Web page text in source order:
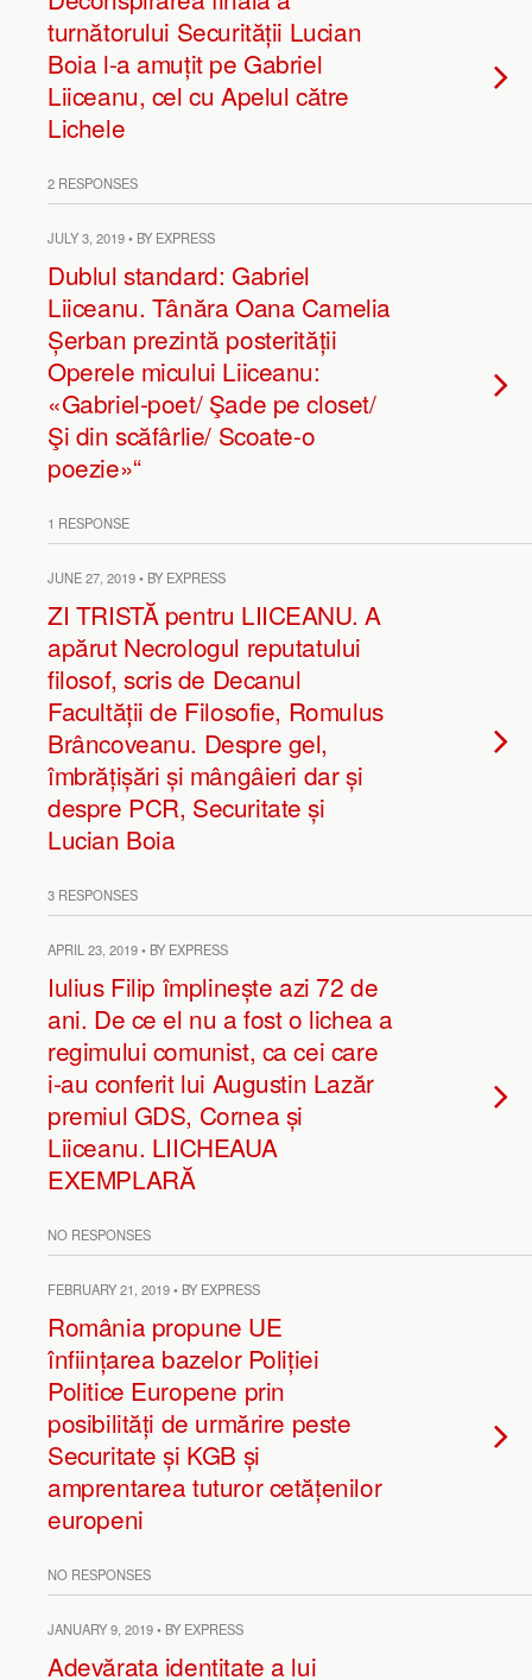
turnătorului Securității Lucian
Boia l-a amuțit pe Gabriel
Liiceanu, cel cu Apelul către
Lichele
2 RESPONSES
JULY 3, 2019 • BY EXPRESS
Dublul standard: Gabriel
Liiceanu. Tânăra Oana Camelia
Șerban prezintă posterității
Operele micului Liiceanu:
«Gabriel-poet/ Şade pe closet/
Şi din scăfârlie/ Scoate-o
poezie»“
1 RESPONSE
JUNE 27, 2019 • BY EXPRESS
ZI TRISTĂ pentru LIICEANU. A
apărut Necrologul reputatului
filosof, scris de Decanul
Facultății de Filosofie, Romulus
Brâncoveanu. Despre gel,
îmbrățișări și mângâieri dar și
despre PCR, Securitate și
Lucian Boia
3 RESPONSES
APRIL 23, 2019 • BY EXPRESS
Iulius Filip împlinește azi 72 de
ani. De ce el nu a fost o lichea a
regimului comunist, ca cei care
i-au conferit lui Augustin Lazăr
premiul GDS, Cornea și
Liiceanu. LIICHEAUA
EXEMPLARĂ
NO RESPONSES
FEBRUARY 21, 2019 • BY EXPRESS
România propune UE
înființarea bazelor Poliției
Politice Europene prin
posibilități de urmărire peste
Securitate și KGB și
amprentarea tuturor cetățenilor
europeni
NO RESPONSES
JANUARY 9, 2019 • BY EXPRESS
Adevărata identitate a lui